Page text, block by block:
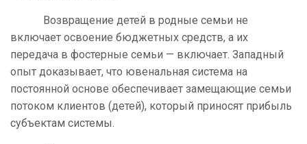
Возвращение детей в родные семьи не
включает освоение бюджетных средств, а их
передача в фостерные семьи — включает. Западный
опыт доказывает, что ювенальная система на
постоянной основе обеспечивает замещающие семьи
потоком клиентов (детей), который приносят прибыль
субъектам системы.